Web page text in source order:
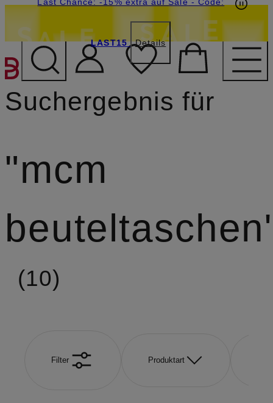
ZUM HAUPTINHALT
LAST15 Details
Suchergebnis für
mcm
beuteltaschen
10
Filter Produktart